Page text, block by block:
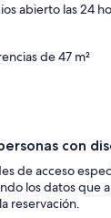
abierto las 24
de 47 m²
con
de acceso
los datos que
reservación.